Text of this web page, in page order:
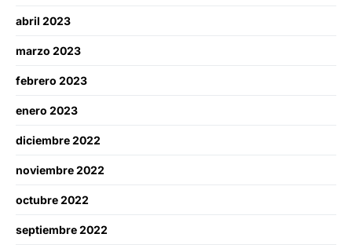
abril 2023
marzo 2023
febrero 2023
enero 2023
diciembre 2022
noviembre 2022
octubre 2022
septiembre 2022